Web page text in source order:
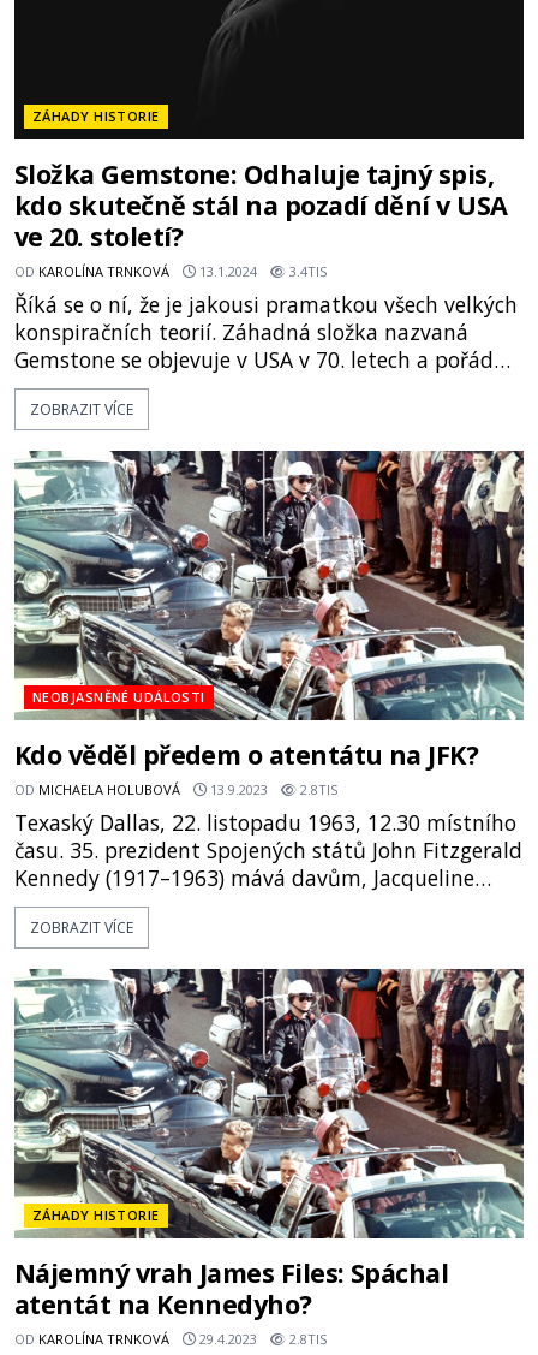
ZÁHADY HISTORIE
Složka Gemstone: Odhaluje tajný spis,
kdo skutečně stál na pozadí dění v USA
ve 20. století?
OD KAROLÍNA TRNKOVÁ 13.1.2024 3.4TIS
Říká se o ní, že je jakousi pramatkou všech velkých
konspiračních teorií. Záhadná složka nazvaná
Gemstone se objevuje v USA v 70. letech a pořádně
rozvíří společenské dění. Naznačuje, že za oponou,
kam už veřejnost nedohlédne, řídí Ameriku
(1906–1975). Snaží se tehdy známému boháčovi
jen někdo mstít a pošpinit jeho pověst? Nebo
všechny konspirace o
ZOBRAZIT VÍCE
NEOBJASNĚNÉ UDÁLOSTI
Kdo věděl předem o atentátu na JFK?
OD MICHAELA HOLUBOVÁ 13.9.2023 2.8TIS
Texaský Dallas, 22. listopadu 1963, 12.30 místního
času. 35. prezident Spojených států John Fitzgerald
Kennedy (1917–1963) mává davům, Jacqueline
(1929–1994) mhouří oči před prudkým sluncem,
ale stejně rozdává úsměvy na všechny strany... V
Bowden Connally (1917–1993) a jeho choť Nelly (
ZOBRAZIT VÍCE
ZÁHADY HISTORIE
Nájemný vrah James Files: Spáchal
atentát na Kennedyho?
OD KAROLÍNA TRNKOVÁ 29.4.2023 2.8TIS